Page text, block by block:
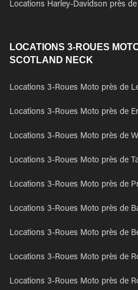
Locations Harley-Davidson près
LOCATIONS 3-ROUES
SCOTLAND NECK
Locations 3-Roues Moto près de
Locations 3-Roues Moto près de
Locations 3-Roues Moto près de
Locations 3-Roues Moto près de
Locations 3-Roues Moto près de
Locations 3-Roues Moto près de
Locations 3-Roues Moto près de
Locations 3-Roues Moto près de
Locations 3-Roues Moto près de